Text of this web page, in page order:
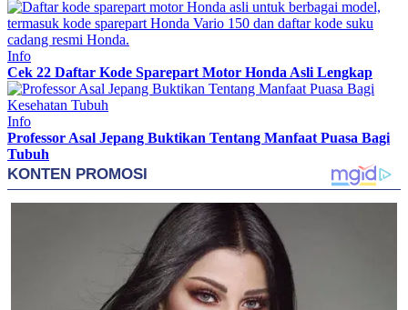
Info
Cek 22 Daftar Kode Sparepart Motor Honda Asli Lengkap
Info
Professor Asal Jepang Buktikan Tentang Manfaat Puasa Bagi
Tubuh